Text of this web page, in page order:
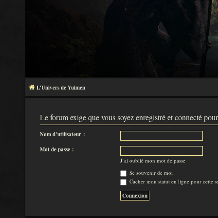
L'Univers de Yuimen
Le forum exige que vous soyez enregistré et connecté
Nom d’utilisateur :
Mot de passe :
J’ai oublié mon mot de passe
Se souvenir de moi
Cacher mon statut en ligne pour cette